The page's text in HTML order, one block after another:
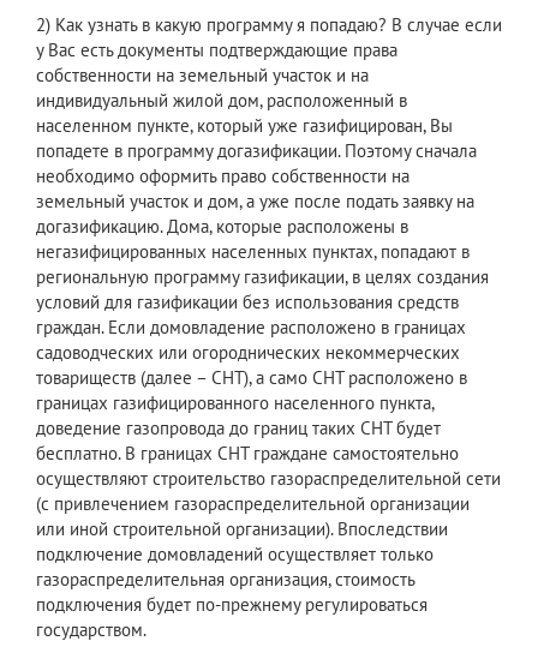
2) Как узнать в какую программу я попадаю? В случае если
у Вас есть документы подтверждающие права
собственности на земельный участок и на
индивидуальный жилой дом, расположенный в
населенном пункте, который уже газифицирован, Вы
попадете в программу догазификации. Поэтому сначала
необходимо оформить право собственности на
земельный участок и дом, а уже после подать заявку на
догазификацию. Дома, которые расположены в
негазифицированных населенных пунктах, попадают в
региональную программу газификации, в целях создания
условий для газификации без использования средств
граждан. Если домовладение расположено в границах
садоводческих или огороднических некоммерческих
товариществ (далее – СНТ), а само СНТ расположено в
границах газифицированного населенного пункта,
доведение газопровода до границ таких СНТ будет
бесплатно. В границах СНТ граждане самостоятельно
осуществляют строительство газораспределительной сети
(с привлечением газораспределительной организации
или иной строительной организации). Впоследствии
подключение домовладений осуществляет только
газораспределительная организация, стоимость
подключения будет по-прежнему регулироваться
государством.